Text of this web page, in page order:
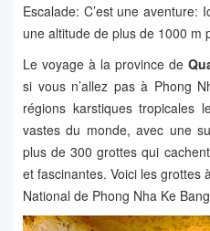
Escalade: C’est une aventure:
une altitude de plus de 1000 m
Le voyage à la province de
si vous n’allez pas à Phong
régions karstiques tropicales
vastes du monde, avec une
plus de 300 grottes qui
et fascinantes. Voici les grottes
National de Phong Nha Ke